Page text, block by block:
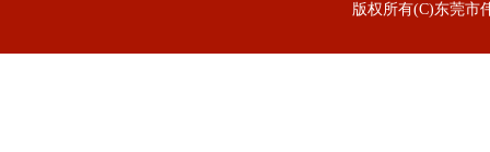
版权所有(C)东莞